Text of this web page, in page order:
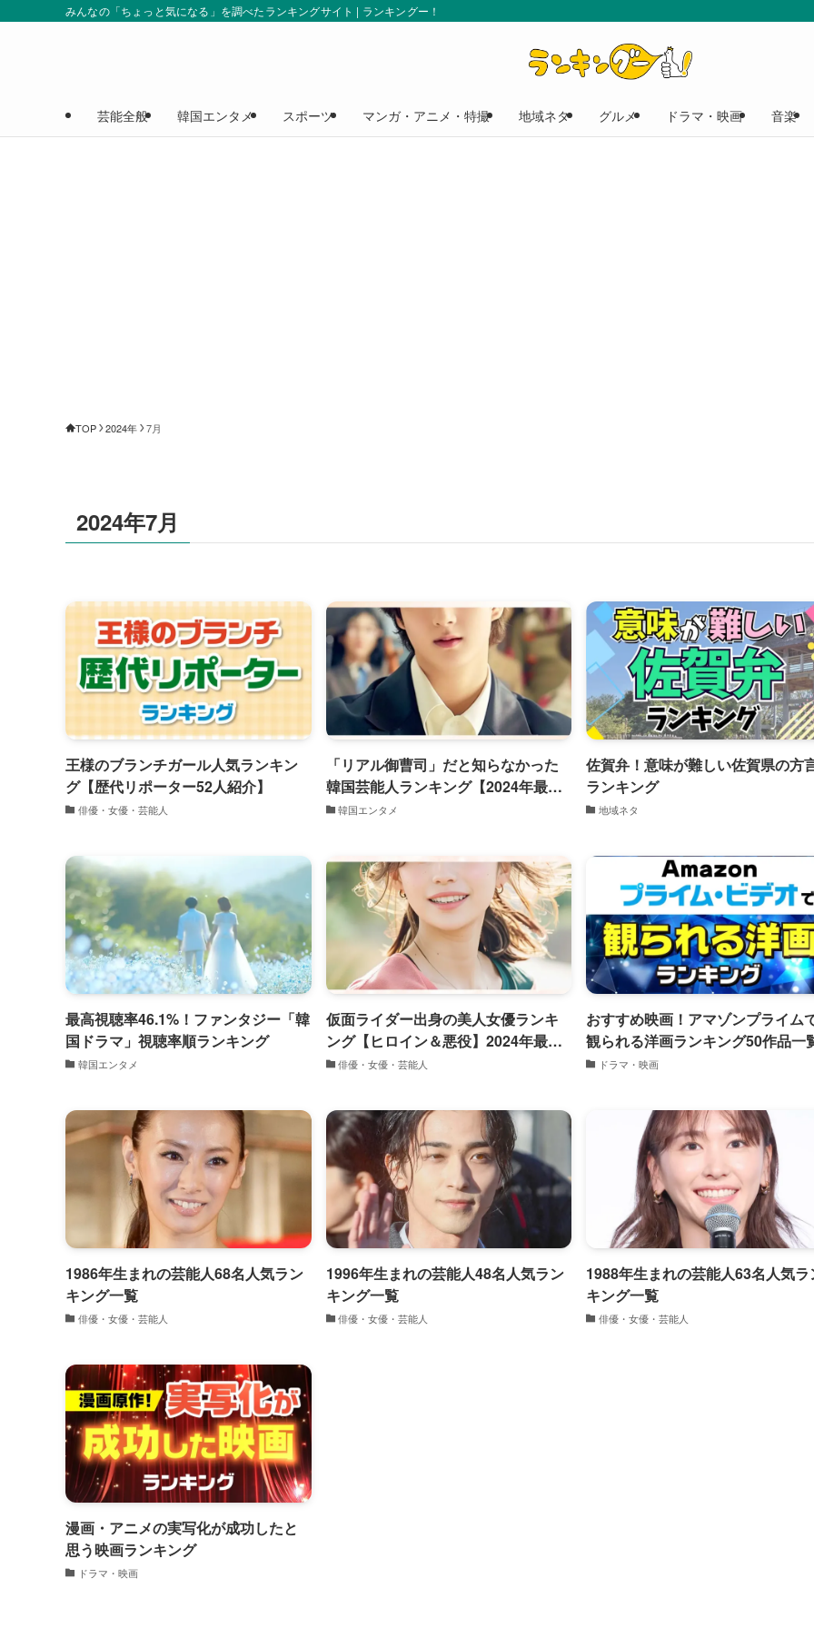
みんなの「ちょっと気になる」を調べたランキングサイト | ランキングー！
芸能全般 韓国エンタメ スポーツ マンガ・アニメ・特撮 地域ネタ グルメ ドラマ・映画 音楽
TOP 2024年 7月
2024年7月
王様のブランチガール人気ランキン
グ【歴代リポーター52人紹介】
俳優・女優・芸能人
「リアル御曹司」だと知らなかった
韓国芸能人ランキング【2024年最新
版】
韓国エンタメ
佐賀弁！意味が難しい佐賀県の方
ランキング
地域ネタ
最高視聴率46.1%！ファンタジー「韓
国ドラマ」視聴率順ランキング
韓国エンタメ
仮面ライダー出身の美人女優ランキ
ング【ヒロイン＆悪役】2024年最新
版俳優・女優・芸能人
おすすめ映画！アマゾンプライム
観られる洋画ランキング50作品一
ドラマ・映画
1986年生まれの芸能人68名人気ラン
キング一覧
俳優・女優・芸能人
1996年生まれの芸能人48名人気ラン
キング一覧
俳優・女優・芸能人
1988年生まれの芸能人63名人気ラ
キング一覧
俳優・女優・芸能人
漫画・アニメの実写化が成功したと
思う映画ランキング
ドラマ・映画